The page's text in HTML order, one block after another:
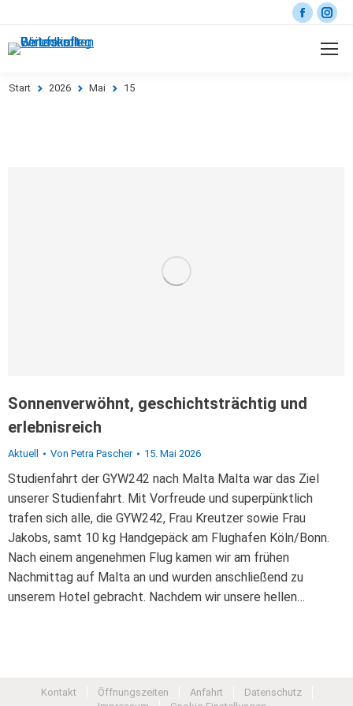
Sie befinden sich hier:
Start 2026 Mai 15
Sonnenverwöhnt, geschichtsträchtig und
erlebnisreich
Aktuell Von Petra Pascher 15. Mai 2026
Studienfahrt der GYW242 nach Malta Malta war das Ziel
unserer Studienfahrt. Mit Vorfreude und superpünktlich
trafen sich alle, die GYW242, Frau Kreutzer sowie Frau
Jakobs, samt 10 kg Handgepäck am Flughafen Köln/Bonn.
Nach einem angenehmen Flug kamen wir am frühen
Nachmittag auf Malta an und wurden anschließend zu
unserem Hotel gebracht. Nachdem wir unsere hellen…
Kontakt Öffnungszeiten Anfahrt
Datenschutz